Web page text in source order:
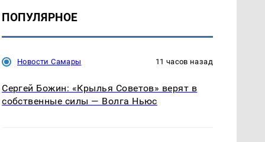
ПОПУЛЯРНОЕ
Новости Самары 11 часов назад
Сергей Божин: «Крылья Советов» верят в
собственные силы — Волга Ньюс